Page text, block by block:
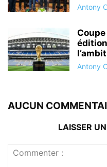
Antony
Antony
AUCUN
LAISSER